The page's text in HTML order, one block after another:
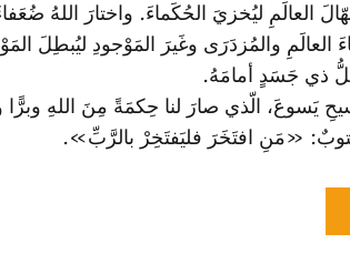
العالَمِ ليُخزيَ الحُكَماءَ. واختارَ اللهُ
العالَمِ والمُزدَرَى وغَيرَ المَوْجودِ ليُبطِلَ
ذي جَسَدٍ أمامَهُ.
يَسوعَ، الّذي صارَ لنا حِكمَةً مِنَ اللهِ
«مَنِ افتَخَرَ فليَفتَخِرْ بالرَّبِّ».